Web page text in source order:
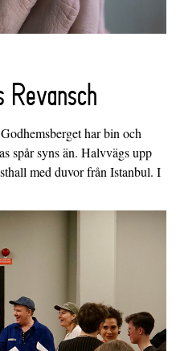
Revansch
har bin och
spår syns än. Halvvägs upp
med duvor från Istanbul. I